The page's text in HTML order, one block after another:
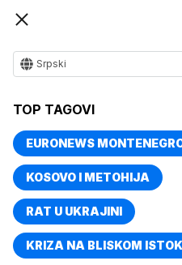
Srpski
TOP TAGOVI
EURONEWS
KOSOVO I METOHIJA
RAT U UKRAJINI
KRIZA NA BLISKOM
TOP
Naslovna Srbija